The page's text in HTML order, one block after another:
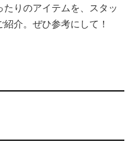
りのアイテムを、スタッ
介。ぜひ参考にして！